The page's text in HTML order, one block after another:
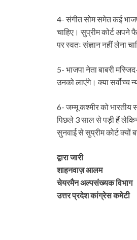
4- संगीत सोम समेत कई
चाहिए। सुप्रीम कोर्ट अपने
पर स्वतः संज्ञान नहीं लेना
5- भाजपा नेता बाबरी
उनको लाएंगे। क्या सर्वोच्च
6- जम्मू कश्मीर को भारतीय
पिछले 3 साल से पड़ी हैं
सुनवाई से सुप्रीम कोर्ट क्यों
द्वारा जारी
शाहनवाज़ आलम
चेयरमैन अल्पसंख्यक विभाग
उत्तर प्रदेश कांग्रेस कमेटी